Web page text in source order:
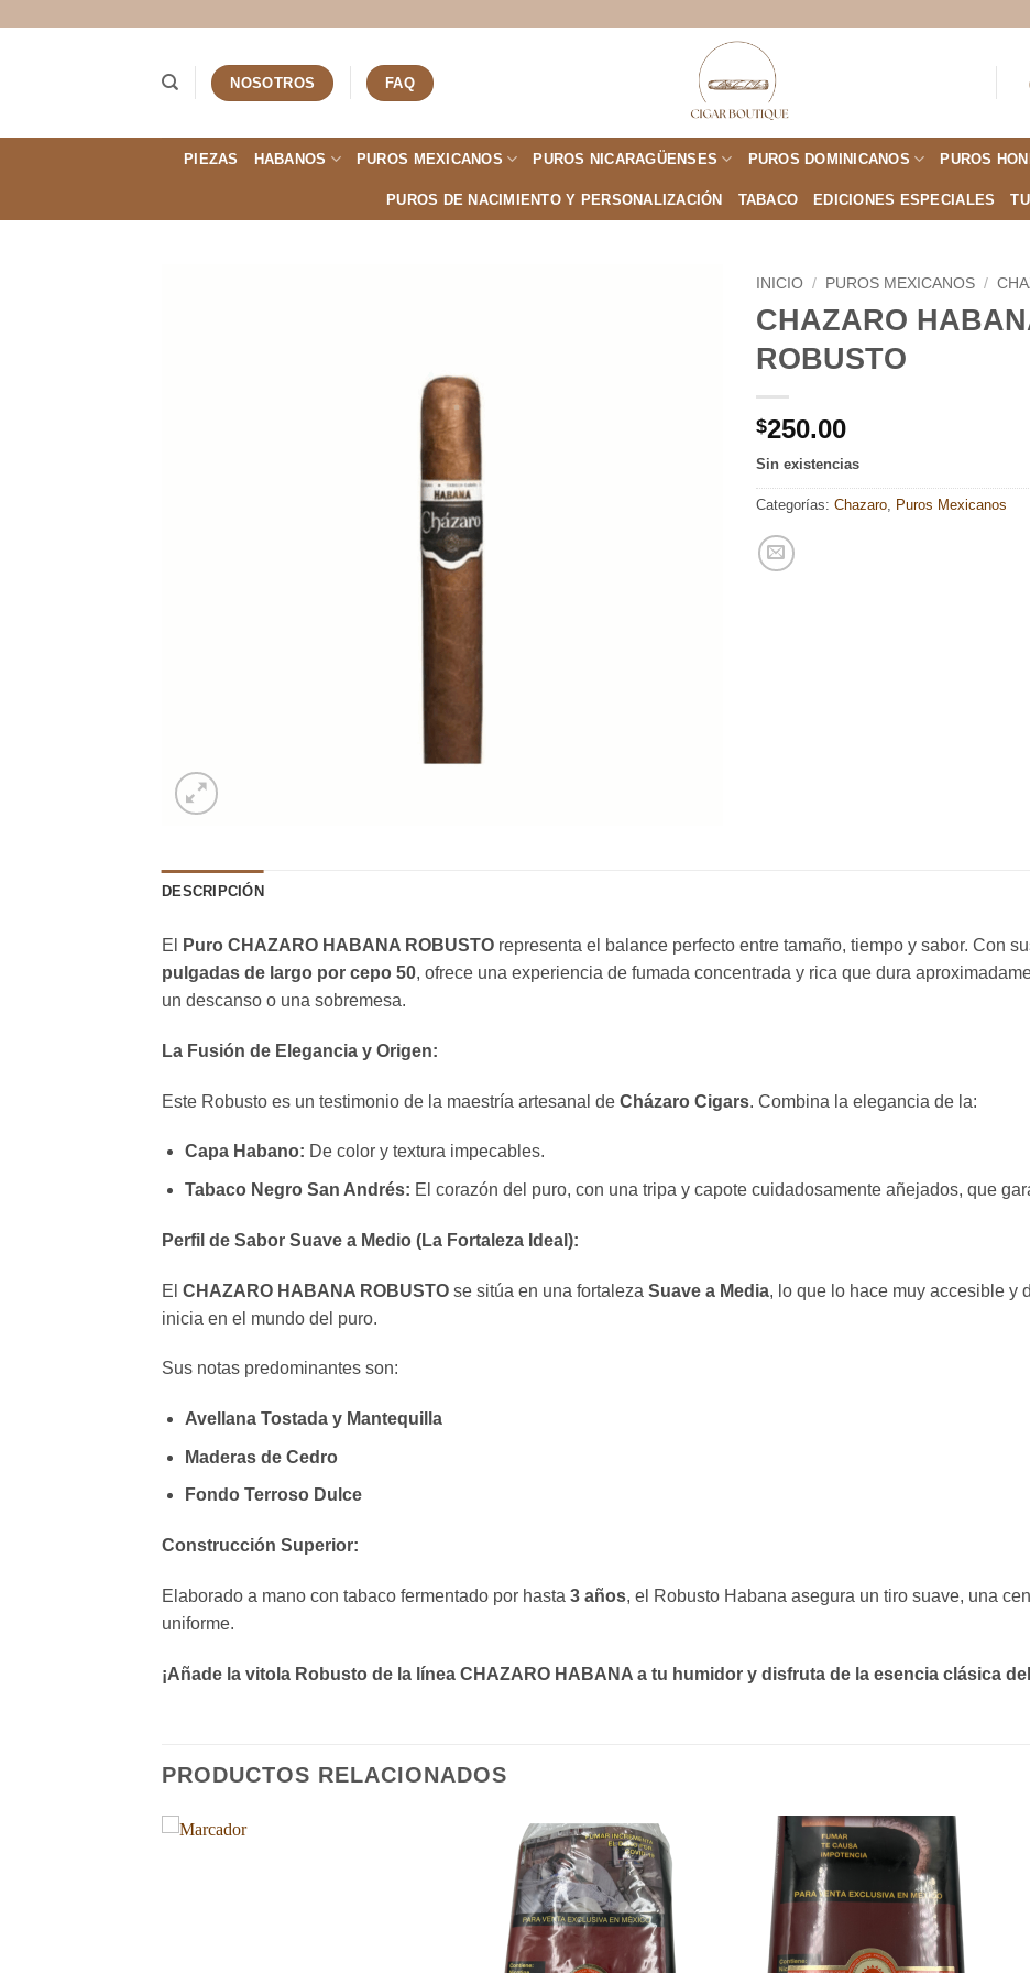
NOSOTROS FAQ
PIEZAS HABANOS PUROS MEXICANOS PUROS NICARAGÜENSES PUROS DOMINICANOS PUROS
PUROS DE NACIMIENTO Y PERSONALIZACIÓN TABACO EDICIONES ESPECIALES
INICIO / PUROS MEXICANOS /
CHAZARO
ROBUSTO
$250.00
Sin existencias
Categorías: Chazaro Puros Mexicanos
DESCRIPCIÓN
El Puro CHAZARO HABANA ROBUSTO representa el balance perfecto entre tamaño, tiempo y sabor. Con
pulgadas de largo por cepo 50, ofrece una experiencia de fumada concentrada y rica que dura
un descanso o una sobremesa.
La Fusión de Elegancia y Origen:
Este Robusto es un testimonio de la maestría artesanal de Cházaro Cigars. Combina la elegancia de la:
Capa Habano: De color y textura impecables.
Tabaco Negro San Andrés: El corazón del puro, con una tripa y capote cuidadosamente añejados, que
Perfil de Sabor Suave a Medio (La Fortaleza Ideal):
El CHAZARO HABANA ROBUSTO se sitúa en una fortaleza Suave a Media, lo que lo hace muy accesible y
inicia en el mundo del puro.
Sus notas predominantes son:
Avellana Tostada y Mantequilla
Maderas de Cedro
Fondo Terroso Dulce
Construcción Superior:
Elaborado a mano con tabaco fermentado por hasta 3 años, el Robusto Habana asegura un tiro suave, una
uniforme.
¡Añade la vitola Robusto de la línea CHAZARO HABANA a tu humidor y disfruta de la esencia clásica
PRODUCTOS RELACIONADOS
Añadir
lista de
deseos
lista de
deseos